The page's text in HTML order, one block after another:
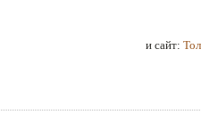
и сайт: